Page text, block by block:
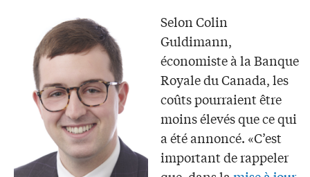
Selon Colin
Guldimann,
économiste à la Banque
Royale du Canada, les
coûts pourraient être
moins élevés que ce qui
a été annoncé. «C’est
important de rappeler